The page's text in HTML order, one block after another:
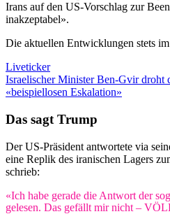
Irans auf den US-Vorschlag zur
inakzeptabel».
Die aktuellen Entwicklungen stets
Liveticker
Israelischer Minister Ben-Gvir droht
«beispiellosen Eskalation»
Das sagt Trump
Der US-Präsident antwortete via
eine Replik des iranischen Lagers
schrieb:
«Ich habe gerade die Antwort der
gelesen. Das gefällt mir nicht –